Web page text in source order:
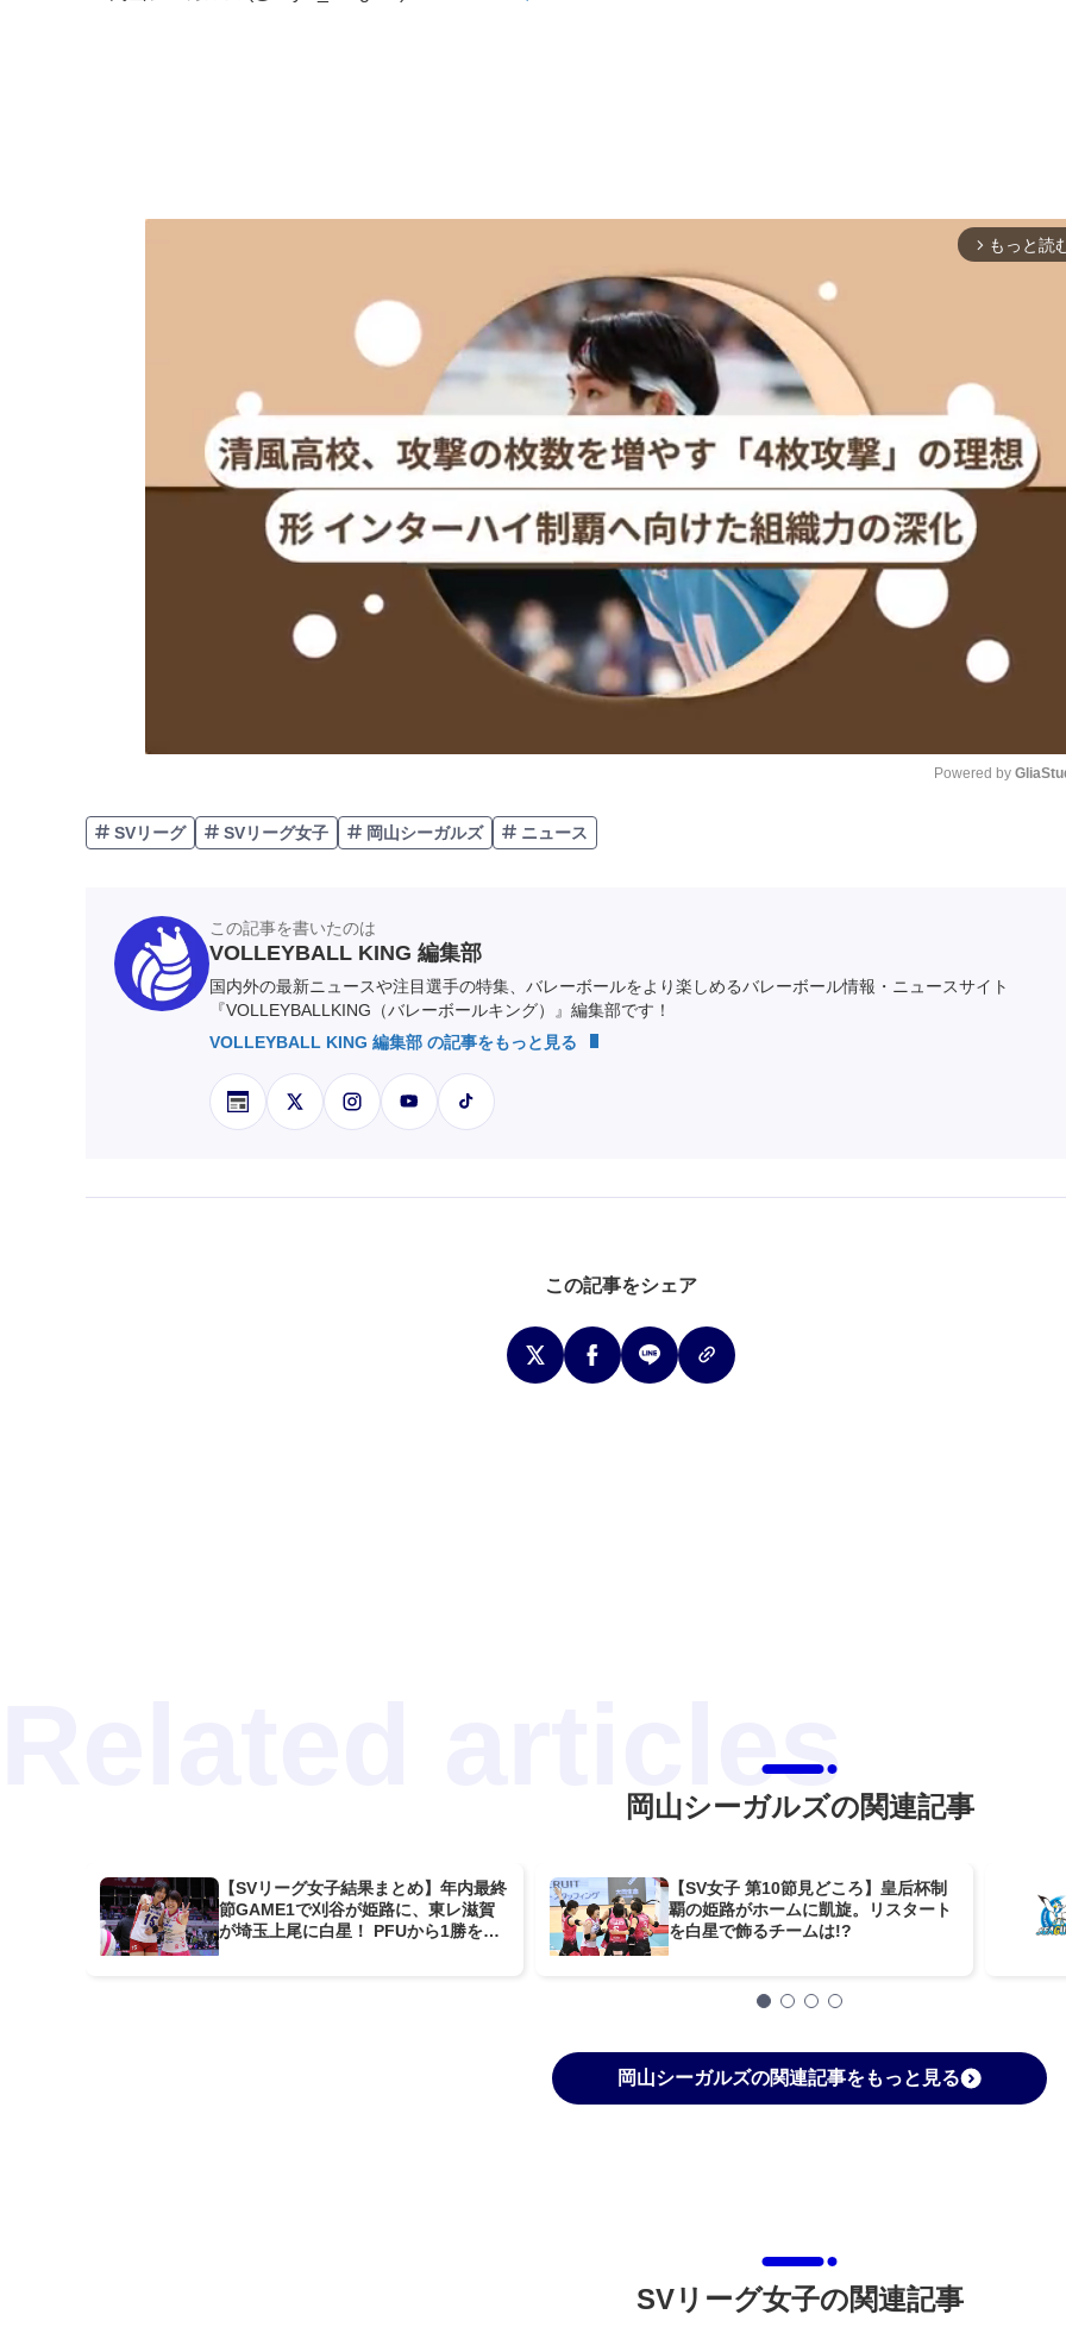
arrow_forward_ios もっと読
Powered by
SVリーグ SVリーグ女子 岡山シーガルズ ニュース
この記事を書いたのは
VOLLEYBALL KING 編集部
国内外の最新ニュースや注目選手の特集、バレーボールをより楽しめるバレーボール情報・ニュースサイト
『VOLLEYBALLKING（バレーボールキング）』編集部です！
VOLLEYBALL KING 編集部 の記事をもっと見る
この記事をシェア
岡山シーガルズの関連記事
【SVリーグ女子結果まとめ】年内最終
節GAME1で刈谷が姫路に、東レ滋賀
が埼玉上尾に白星！ PFUから1勝をあ
【SV女子 第10節見どころ】皇后杯制
覇の姫路がホームに凱旋。リスタート
を白星で飾るチームは!?
岡山シーガルズの関連記事をもっと見る
SVリーグ女子の関連記事